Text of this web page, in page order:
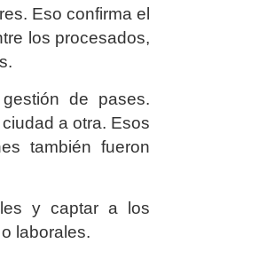
Eso confirma el
los procesados,
de pases.
a otra. Esos
también fueron
y captar a los
laborales.